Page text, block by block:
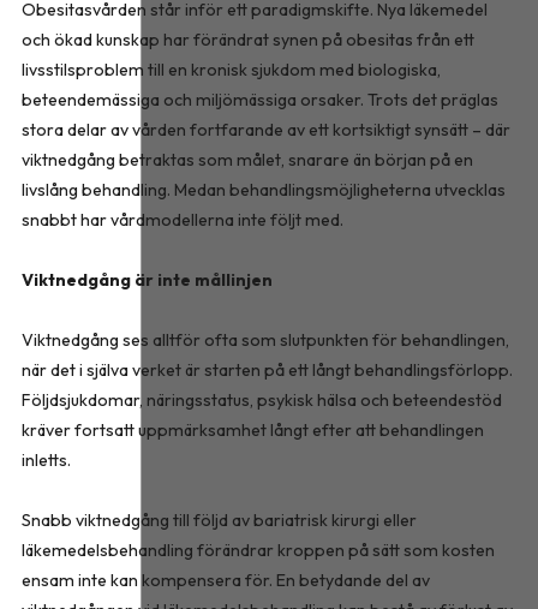
Obesitasvården står inför ett paradigmskifte. Nya läkemedel
och ökad kunskap har förändrat synen på obesitas från ett
livsstilsproblem till en kronisk sjukdom med biologiska,
beteendemässiga och miljömässiga orsaker. Trots det präglas
stora delar av vården fortfarande av ett kortsiktigt synsätt – där
viktnedgång betraktas som målet, snarare än början på en
livslång behandling. Medan behandlingsmöjligheterna utvecklas
snabbt har vårdmodellerna inte följt med.
Viktnedgång är inte mållinjen
Viktnedgång ses alltför ofta som slutpunkten för behandlingen,
när det i själva verket är starten på ett långt behandlingsförlopp.
Följdsjukdomar, näringsstatus, psykisk hälsa och beteendestöd
kräver fortsatt uppmärksamhet långt efter att behandlingen
inletts.
Snabb viktnedgång till följd av bariatrisk kirurgi eller
läkemedelsbehandling förändrar kroppen på sätt som kosten
ensam inte kan kompensera för. En betydande del av